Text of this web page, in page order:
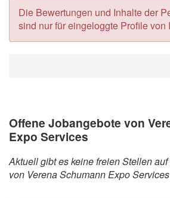
Die Bewertungen und Inhalte der
sind nur für eingeloggte Profile von
Offene Jobangebote von
Expo Services
Aktuell gibt es keine freien Stellen
von Verena Schumann Expo Services